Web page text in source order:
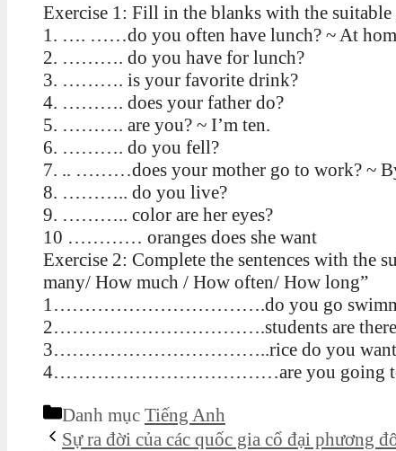
Exercise 1: Fill in the blanks with the suitable
1. …. ……do you often have lunch? ~ At
2. ………. do you have for lunch?
3. ………. is your favorite drink?
4. ………. does your father do?
5. ………. are you? ~ I’m ten.
6. ………. do you fell?
7. .. ………does your mother go to work? ~
8. ……….. do you live?
9. ……….. color are her eyes?
10 ………… oranges does she want
Exercise 2: Complete the sentences with the
many/ How much / How often/ How long”
1…………………………….do you go
2…………………………….students are there in
3……………………………..rice do you want ?
4………………………………are you going to
Danh mục Tiếng Anh
Sự ra đời của các quốc gia cổ đại phương